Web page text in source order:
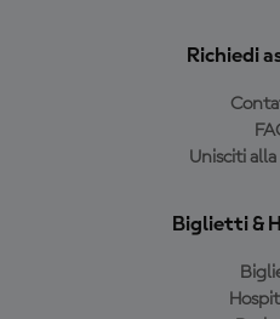
Richiedi
Unisciti
Biglietti &